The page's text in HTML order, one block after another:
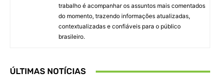
trabalho é acompanhar os assuntos mais comentados
do momento, trazendo informações atualizadas,
contextualizadas e confiáveis para o público
brasileiro.
ÚLTIMAS NOTÍCIAS